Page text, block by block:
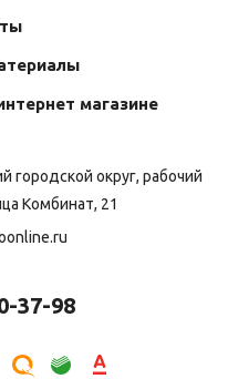
магазине
городской округ, рабочий
Комбинат, 21
37-98